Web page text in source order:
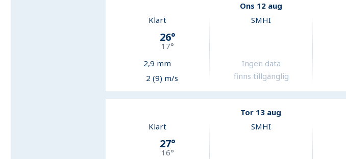
Ons 12 aug
Klart
26°
17°
2,9 mm
2 (9) m/s
SMHI
Ingen data
finns tillgänglig
Tor 13 aug
Klart
27°
16°
SMHI